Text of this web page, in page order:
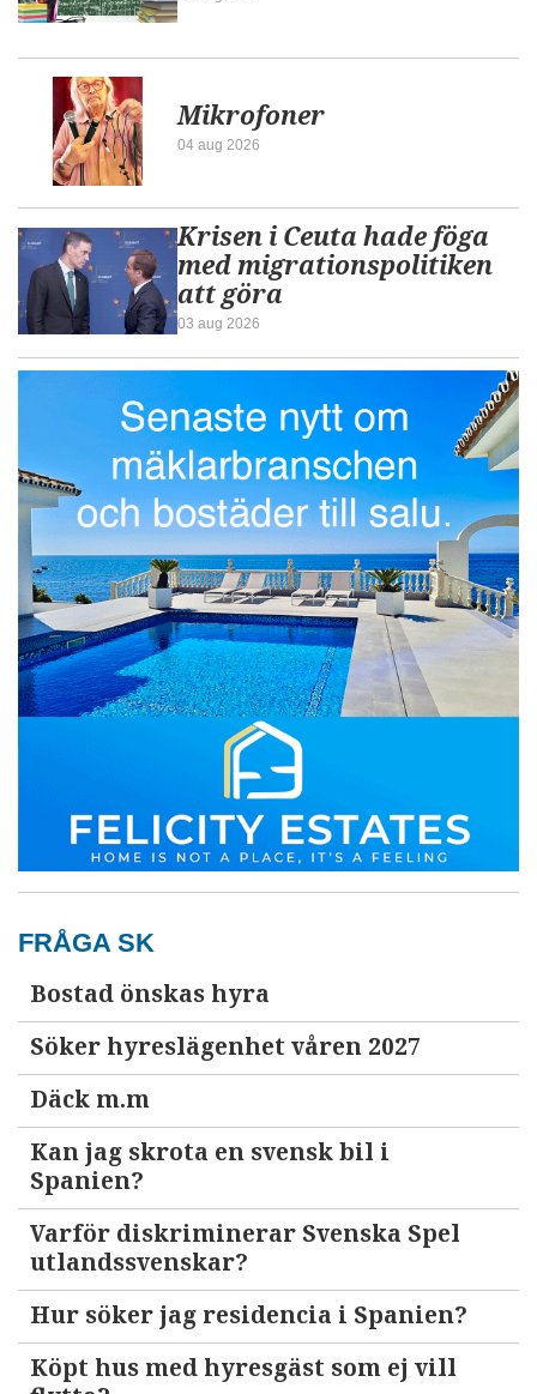
Mikrofoner
04 aug 2026
Krisen i Ceuta hade föga
med migrationspolitiken
att göra
03 aug 2026
FRÅGA SK
Bostad önskas hyra
Söker hyreslägenhet våren 2027
Däck m.m
Kan jag skrota en svensk bil i
Spanien?
Varför diskriminerar Svenska Spel
utlandssvenskar?
Hur söker jag residencia i Spanien?
Köpt hus med hyresgäst som ej vill